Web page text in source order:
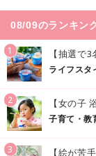
08/09のランキン
1
ライフスタ
2
子育て・教
3